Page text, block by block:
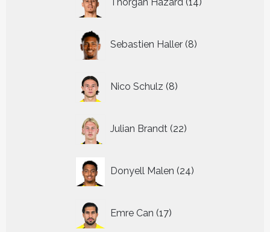
producten
Sebastien Haller 8
producten
Nico Schulz 8
producten
Julian Brandt 22
producten
Donyell Malen 24
producten
Emre Can 17
producten